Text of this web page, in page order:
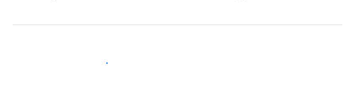
Hemen yeni konuklara ulaş